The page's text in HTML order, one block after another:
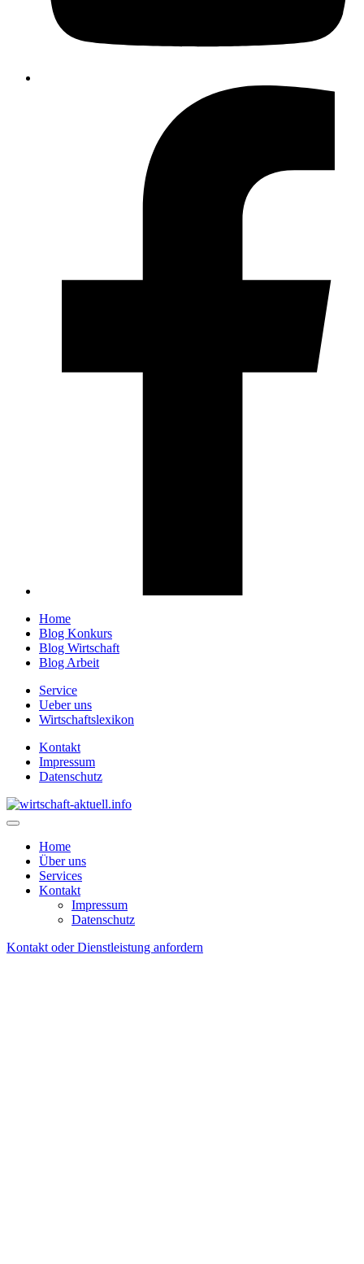
Home
Blog Konkurs
Blog Wirtschaft
Blog Arbeit
Service
Ueber uns
Wirtschaftslexikon
Kontakt
Impressum
Datenschutz
Home
Über uns
Services
Kontakt
Impressum
Datenschutz
Kontakt oder Dienstleistung anfordern